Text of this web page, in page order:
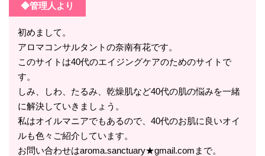
◆管理人より
初めまして。
アロマコンサルタントの奈南有花です。
このサイトは40代のエイジングケアのためのサイトで
す。
しみ、しわ、たるみ、乾燥肌など40代の肌の悩みを一緒
に解決していきましょう。
私はオイルマニアでもあるので、40代のお肌に良いオイ
ルも色々ご紹介しています。
お問い合わせはaroma.sanctuary★gmail.comまで。